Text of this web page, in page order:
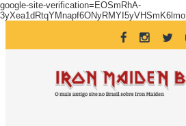
google-site-verification=EOSmRhA-
3yXea1dRtqYMnapf6ONyRMYI5yVHSmK6lmo